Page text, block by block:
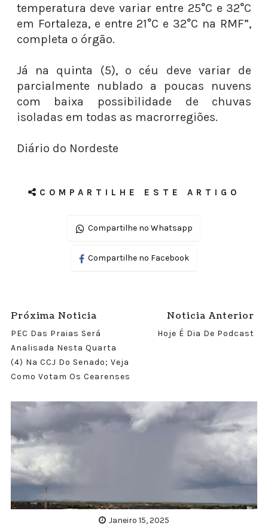
temperatura deve variar entre 25°C e 32°C
em Fortaleza, e entre 21°C e 32°C na RMF”,
completa o órgão.
Já na quinta (5), o céu deve variar de
parcialmente nublado a poucas nuvens
com baixa possibilidade de chuvas
isoladas em todas as macrorregiões.
Diário do Nordeste
COMPARTILHE ESTE ARTIGO
Compartilhe no Whatsapp
Compartilhe no Facebook
Próxima Noticia
PEC Das Praias Será
Analisada Nesta Quarta
(4) Na CCJ Do Senado; Veja
Como Votam Os Cearenses
Noticia Anterior
Hoje É Dia De Podcast
Janeiro 15, 2025